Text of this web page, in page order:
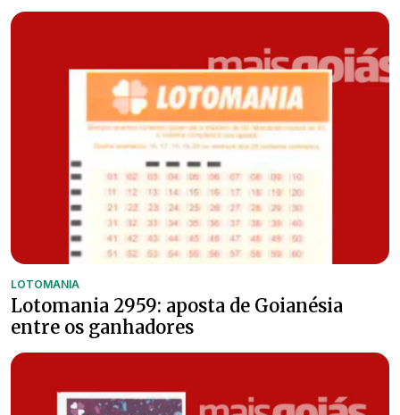
LOTOMANIA
Lotomania 2959: aposta de Goianésia
entre os ganhadores